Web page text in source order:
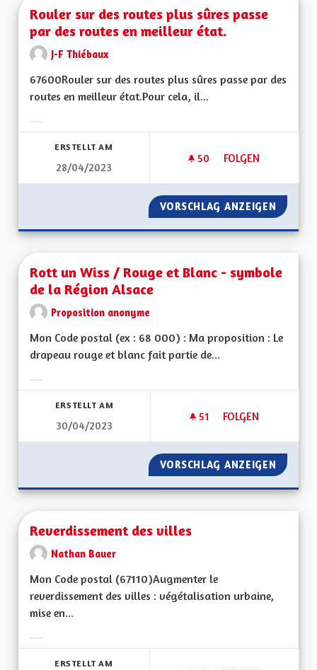
Rouler sur des routes plus sûres passe
par des routes en meilleur état.
J-F Thiébaux
67600Rouler sur des routes plus sûres passe par des
routes en meilleur état.Pour cela, il...
ERSTELLT AM
28/04/2023
50 50 FOLLOWER
FOLGEN
ROULER SUR DES
VORSCHLAG ANZEIGEN
Rott un Wiss / Rouge et Blanc - symbole
de la Région Alsace
Proposition anonyme
Mon Code postal (ex : 68 000) : Ma proposition : Le
drapeau rouge et blanc fait partie de...
ERSTELLT AM
30/04/2023
51 51 FOLLOWER
FOLGEN
ROTT UN WISS /
VORSCHLAG ANZEIGEN ROTT
Reverdissement des villes
Nathan Bauer
Mon Code postal (67110) Augmenter le
reverdissement des villes : végétalisation urbaine,
mise en...
ERSTELLT AM